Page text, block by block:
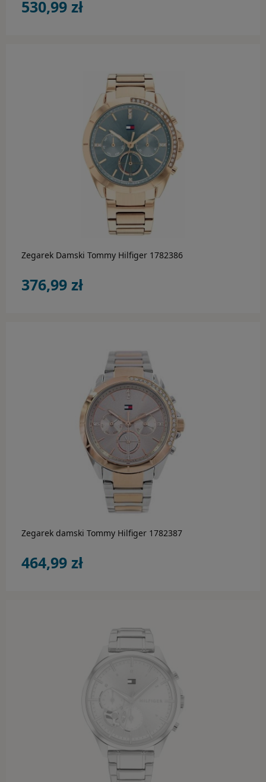
530,99 zł
Zegarek Damski Tommy Hilfiger 1782386
376,99 zł
do koszyka
Zegarek damski Tommy Hilfiger 1782387
464,99 zł
do koszyka